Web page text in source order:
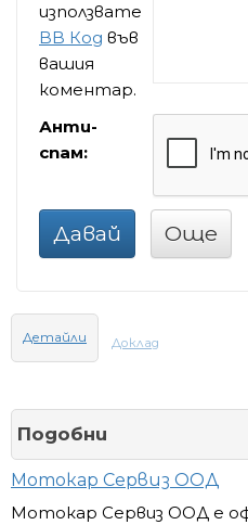
използвате
BB Код във
вашия
коментар.
Анти-
спам:
Давай Още
Детайли Доклад
Подобни
Мотокар Сервиз ООД
Мотокар Сервиз ООД е